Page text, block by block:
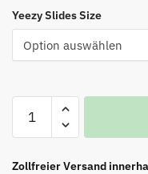
war:
€59.00
Yeezy Slides Size
IIInfinity
Blauer
Zollfreier Versand